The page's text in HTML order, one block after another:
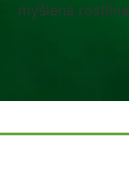
myšlena